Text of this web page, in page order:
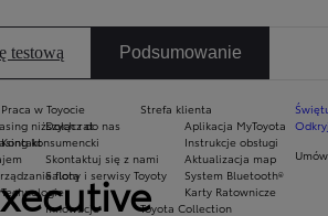
Praca w Toyocie
Dołącz do nas
Kontakt
Skontaktuj się z nami
Salony i serwisy Toyoty
Technologie
Innowacje
niższych rat
konsumencki
flotą
Strefa klienta
Aplikacja MyToyota
Instrukcje obsługi
Aktualizacja map
System Bluetooth®
Karty Ratownicze
Toyota Collection
testową Podsumowanie